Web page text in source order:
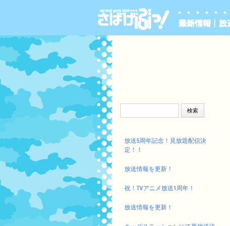
検索:
放送5周年記念！見放題配信決
定！！
放送情報を更新！
祝！TVアニメ放送1周年！
放送情報を更新！